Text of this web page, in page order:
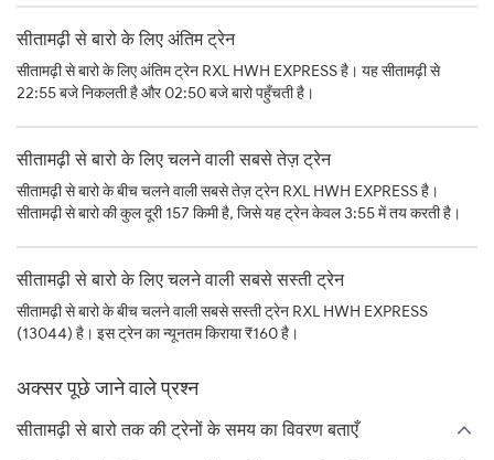
सीतामढ़ी से बारो के लिए अंतिम ट्रेन
सीतामढ़ी से बारो के लिए अंतिम ट्रेन RXL HWH EXPRESS है। यह सीतामढ़ी से
22:55 बजे निकलती है और 02:50 बजे बारो पहुँचती है।
सीतामढ़ी से बारो के लिए चलने वाली सबसे तेज़ ट्रेन
सीतामढ़ी से बारो के बीच चलने वाली सबसे तेज़ ट्रेन RXL HWH EXPRESS है।
सीतामढ़ी से बारो की कुल दूरी 157 किमी है, जिसे यह ट्रेन केवल 3:55 में तय करती है।
सीतामढ़ी से बारो के लिए चलने वाली सबसे सस्ती ट्रेन
सीतामढ़ी से बारो के बीच चलने वाली सबसे सस्ती ट्रेन RXL HWH EXPRESS
(13044) है। इस ट्रेन का न्यूनतम किराया ₹160 है।
अक्सर पूछे जाने वाले प्रश्न
सीतामढ़ी से बारो तक की ट्रेनों के समय का विवरण बताएँ